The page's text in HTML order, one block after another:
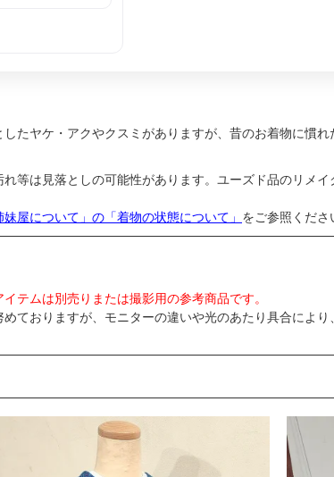
たヤケ・アクやクスミがありますが、昔のお着物に慣
等は見落としの可能性があります。ユーズド品のリメ
妹屋について」の「着物の状態について」 をご参照くださ
テムは別売りまたは撮影用の参考商品です。
ておりますが、モニターの違いや光のあたり具合によ